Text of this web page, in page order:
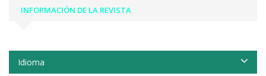
INFORMACIÓN DE LA REVISTA
Idioma